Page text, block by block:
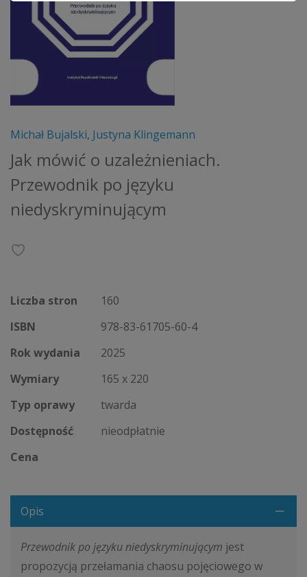
Michał Bujalski, Justyna Klingemann
Jak mówić o uzależnieniach.
Przewodnik po języku
niedyskryminującym
Liczba stron
160
ISBN
978-83-61705-60-4
Rok wydania
2025
Wymiary
165 x 220
Typ oprawy
twarda
Dostępność
nieodpłatnie
Cena
Opis
Przewodnik po języku niedyskryminującym jest
propozycją przełamania chaosu pojęciowego w